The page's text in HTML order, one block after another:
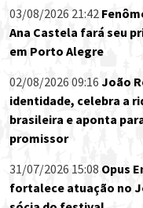
03/08/2026 21:42
Ana Castela fará seu
em Porto Alegre
02/08/2026 09:16 João
identidade, celebra a
brasileira e aponta
promissor
31/07/2026 15:08 Opus
fortalece atuação no